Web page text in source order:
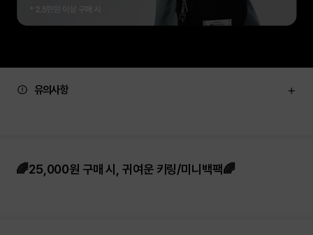
유의사항
🌈25,000원 구매 시, 귀여운 키링/미니백팩🌈